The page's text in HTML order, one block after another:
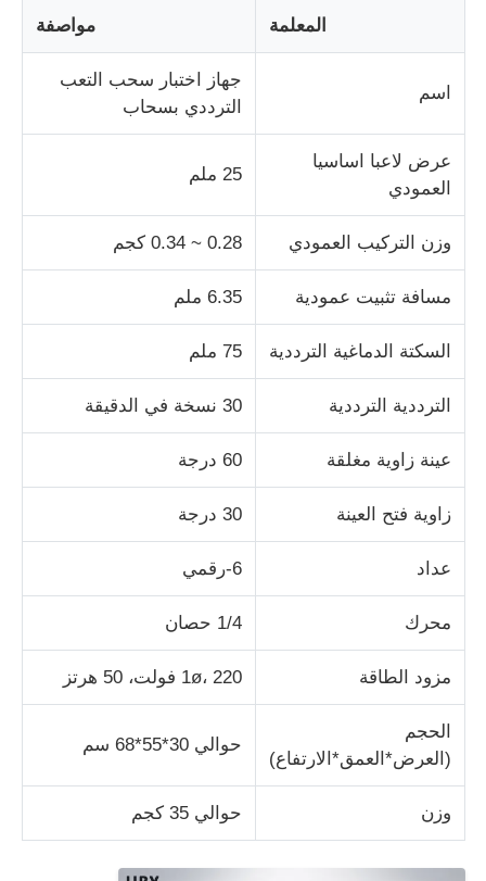
آلة اختبار التأثير
معدات اختبار المطاط
معدات اختبار التعبئة
معدات اختبار اللاصق
آلة اختبار النسيج
اختبار القسوة
المعلمة مواصفة
اسم
جهاز اختبار سحب التعب
الترددي بسحاب
عرض لاعبا اساسيا
العمودي
25 ملم
وزن التركيب العمودي 0.28 ~ 0.34 كجم
مسافة تثبيت عمودية 6.35 ملم
السكتة الدماغية الترددية 75 ملم
الترددية الترددية 30 نسخة في الدقيقة
عينة زاوية مغلقة 60 درجة
زاوية فتح العينة 30 درجة
عداد 6-رقمي
محرك 1/4 حصان
مزود الطاقة 1ø، 220 فولت، 50 هرتز
الحجم
(العرض*العمق*الارتفاع)
حوالي 30*55*68 سم
وزن حوالي 35 كجم